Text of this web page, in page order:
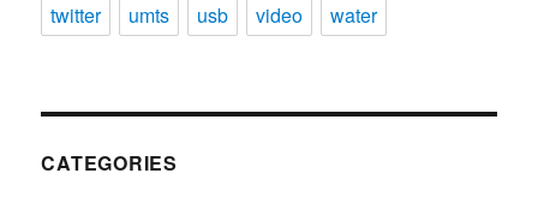
twitter
umts usb video water
CATEGORIES